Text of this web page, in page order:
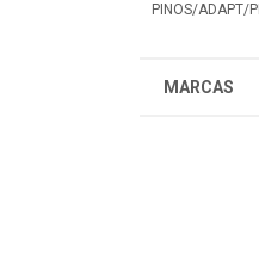
PINOS/ADAPT/
MARCAS